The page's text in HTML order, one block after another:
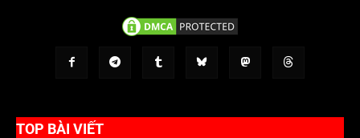
TOP BÀI VIẾT